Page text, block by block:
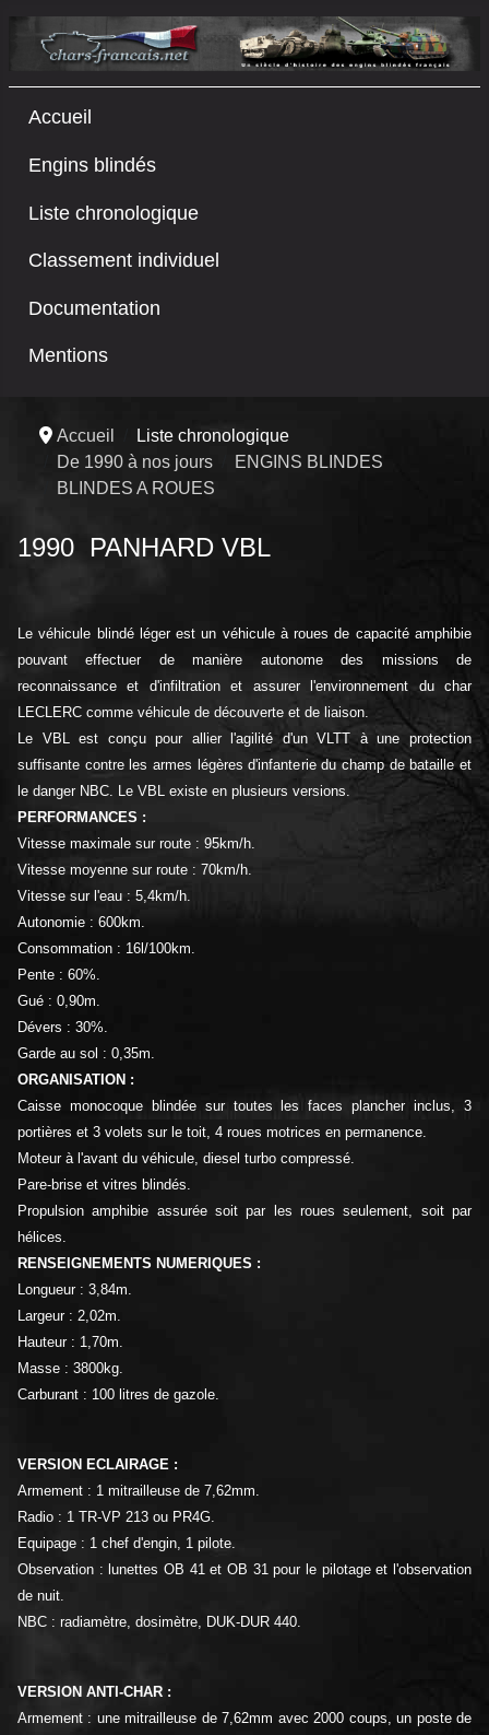
Accueil
Engins blindés
Liste chronologique
Classement individuel
Documentation
Mentions
Accueil
Liste chronologique
De 1990 à nos jours
ENGINS BLINDES
BLINDES A ROUES
1990 PANHARD VBL
Le véhicule blindé léger est un véhicule à roues de capacité amphibie
pouvant effectuer de manière autonome des missions de
reconnaissance et d'infiltration et assurer l'environnement du char
LECLERC comme véhicule de découverte et de liaison.
Le VBL est conçu pour allier l'agilité d'un VLTT à une protection
suffisante contre les armes légères d'infanterie du champ de bataille et
le danger NBC. Le VBL existe en plusieurs versions.
PERFORMANCES :
Vitesse maximale sur route : 95km/h.
Vitesse moyenne sur route : 70km/h.
Vitesse sur l'eau : 5,4km/h.
Autonomie : 600km.
Consommation : 16l/100km.
Pente : 60%.
Gué : 0,90m.
Dévers : 30%.
Garde au sol : 0,35m.
ORGANISATION :
Caisse monocoque blindée sur toutes les faces plancher inclus, 3
portières et 3 volets sur le toit, 4 roues motrices en permanence.
Moteur à l'avant du véhicule, diesel turbo compressé.
Pare-brise et vitres blindés.
Propulsion amphibie assurée soit par les roues seulement, soit par
hélices.
RENSEIGNEMENTS NUMERIQUES :
Longueur : 3,84m.
Largeur : 2,02m.
Hauteur : 1,70m.
Masse : 3800kg.
Carburant : 100 litres de gazole.
VERSION ECLAIRAGE :
Armement : 1 mitrailleuse de 7,62mm.
Radio : 1 TR-VP 213 ou PR4G.
Equipage : 1 chef d'engin, 1 pilote.
Observation : lunettes OB 41 et OB 31 pour le pilotage et l'observation
de nuit.
NBC : radiamètre, dosimètre, DUK-DUR 440.
VERSION ANTI-CHAR :
Armement : une mitrailleuse de 7,62mm avec 2000 coups, un poste de